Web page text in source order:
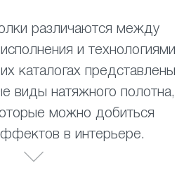
различаются между
и технологиями
каталогах представлены
виды натяжного полотна,
можно добиться
в интерьере.